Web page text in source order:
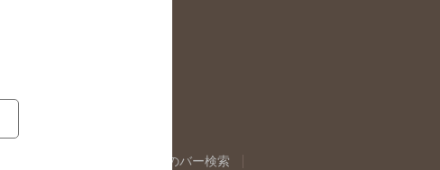
福島県のバー検索